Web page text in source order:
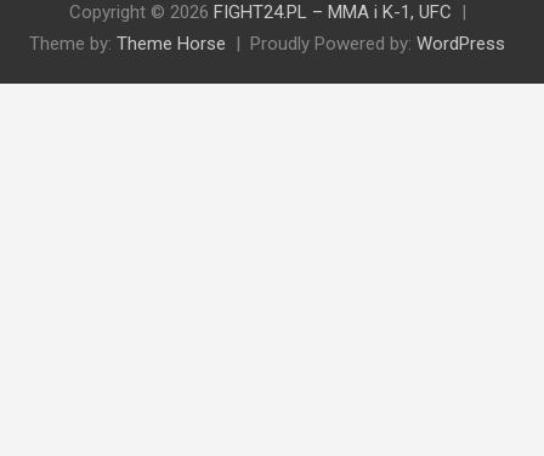
Copyright © 2026 FIGHT24.PL – MMA i K-1, UFC
Theme by: Theme Horse Proudly Powered by: WordPress